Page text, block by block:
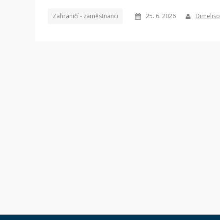
Zahraničí - zaměstnanci 25. 6. 2026